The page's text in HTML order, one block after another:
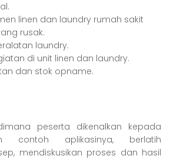
linen dan laundry rumah sakit
rusak.
laundry.
di unit linen dan laundry.
dan stok opname.
peserta dikenalkan kepada
contoh aplikasinya, berlatih
mendiskusikan proses dan hasil